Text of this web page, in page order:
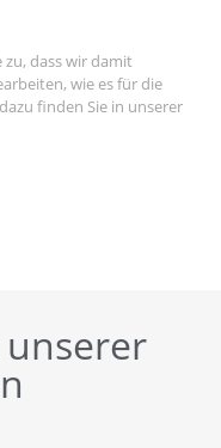
dass wir damit
wie es für die
finden Sie in unserer